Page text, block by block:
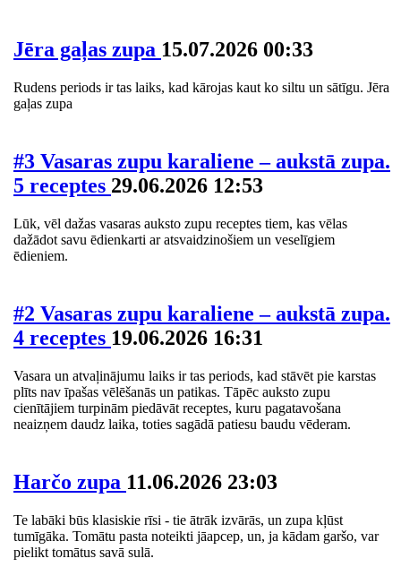
Jēra gaļas zupa 15.07.2026 00:33
Rudens periods ir tas laiks, kad kārojas kaut ko siltu un sātīgu. Jēra
gaļas zupa
#3 Vasaras zupu karaliene – aukstā zupa.
5 receptes 29.06.2026 12:53
Lūk, vēl dažas vasaras auksto zupu receptes tiem, kas vēlas
dažādot savu ēdienkarti ar atsvaidzinošiem un veselīgiem
ēdieniem.
#2 Vasaras zupu karaliene – aukstā zupa.
4 receptes 19.06.2026 16:31
Vasara un atvaļinājumu laiks ir tas periods, kad stāvēt pie karstas
plīts nav īpašas vēlēšanās un patikas. Tāpēc auksto zupu
cienītājiem turpinām piedāvāt receptes, kuru pagatavošana
neaizņem daudz laika, toties sagādā patiesu baudu vēderam.
Harčo zupa 11.06.2026 23:03
Te labāki būs klasiskie rīsi - tie ātrāk izvārās, un zupa kļūst
tumīgāka. Tomātu pasta noteikti jāapcep, un, ja kādam garšo, var
pielikt tomātus savā sulā.